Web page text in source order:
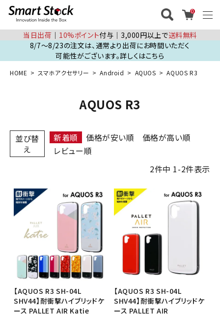
0
当日出荷 │ 10%ポイント付与│3,000円以上で送料無料
8/7～8/23の注文は、通常より出荷にお時間いただく
可能性がございます。詳しくはこちら
HOME スマホアクセサリー Android AQUOS AQUOS R3
AQUOS R3
並び替
え
新着順 価格が安い順
価格が高い順
レビュー順
2件中 1-2件表示
【AQUOS R3 SH-04L
SHV44】耐衝撃ハイブリッドケ
ース PALLET AIR Katie
【AQUOS R3 SH-04L
SHV44】耐衝撃ハイブリッドケ
ース PALLET AIR